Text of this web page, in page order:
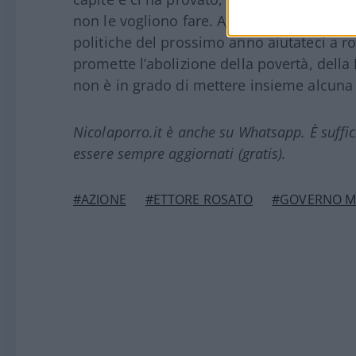
non le vogliono fare. Agli imprenditori
politiche del prossimo anno aiutateci a
promette l’abolizione della povertà,
non è in grado di mettere insieme alcuna
Nicolaporro.it è anche su Whatsapp. È
essere sempre aggiornati (gratis).
#AZIONE #ETTORE ROSATO #GOVERNO